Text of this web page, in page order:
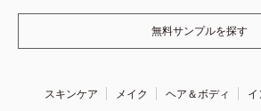
無料サンプルを探す
スキンケア メイク ヘア＆ボディ
イ